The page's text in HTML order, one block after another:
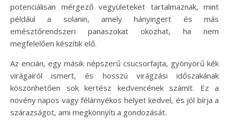
potenciálisan mérgező vegyületeket tartalmaznak, mint
például a solanin, amely hányingert és más
emésztőrendszeri panaszokat okozhat, ha nem
megfelelően készítik elő.
Az encián, egy másik népszerű csucsorfajta, gyönyörű kék
virágairól ismert, és hosszú virágzási időszakának
köszönhetően sok kertész kedvencének számít. Ez a
növény napos vagy félárnyékos helyet kedvel, és jól bírja a
szárazságot, ami megkönnyíti a gondozását.